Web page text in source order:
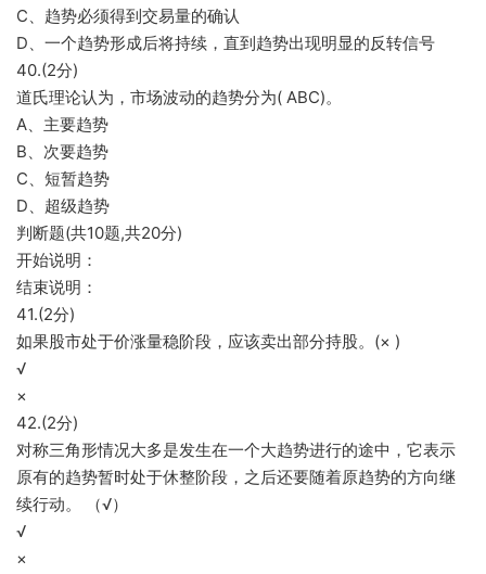
C、趋势必须得到交易量的确认
D、一个趋势形成后将持续，直到趋势出现明显的反转信号
40.(2分)
道氏理论认为，市场波动的趋势分为( ABC)。
A、主要趋势
B、次要趋势
C、短暂趋势
D、超级趋势
判断题(共10题,共20分)
开始说明：
结束说明：
41.(2分)
如果股市处于价涨量稳阶段，应该卖出部分持股。(× )
√
×
42.(2分)
对称三角形情况大多是发生在一个大趋势进行的途中，它表示
原有的趋势暂时处于休整阶段，之后还要随着原趋势的方向继
续行动。 （√）
√
×